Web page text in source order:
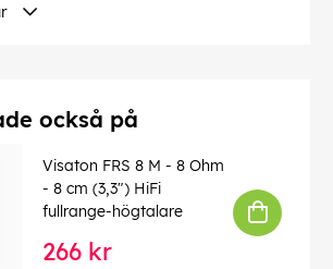
också på
Visaton FRS 8 M - 8 Ohm
- 8 cm (3,3") HiFi
fullrange-högtalare
266 kr